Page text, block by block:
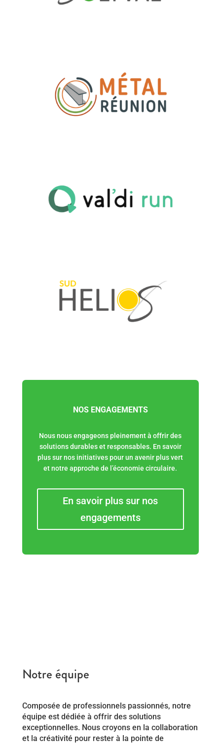
NOS ENGAGEMENTS
Nous nous engageons pleinement à offrir des
solutions durables et responsables. En savoir
plus sur nos initiatives pour un avenir plus vert
et notre approche de l’économie circulaire.
En savoir plus sur nos
engagements
Notre équipe
Composée de professionnels passionnés, notre
équipe est dédiée à offrir des solutions
exceptionnelles. Nous croyons en la collaboration
et la créativité pour rester à la pointe de